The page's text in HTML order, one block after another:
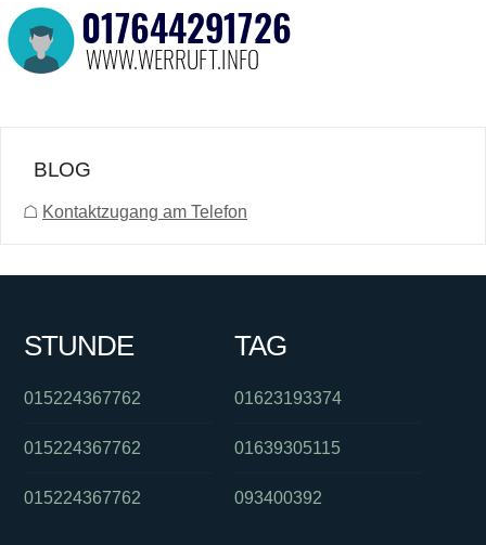
BLOG
☖ Kontaktzugang am Telefon
STUNDE
015224367762
015224367762
015224367762
TAG
01623193374
01639305115
093400392